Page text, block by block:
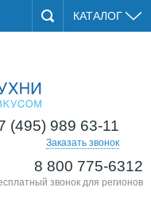
КАТАЛОГ
(495) 989 63-11
Заказать звонок
8 800 775-6312
звонок для регионов